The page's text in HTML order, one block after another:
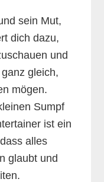
sein Mut,
dich dazu,
und
gleich,
mögen.
Sumpf
ist ein
alles
glaubt und